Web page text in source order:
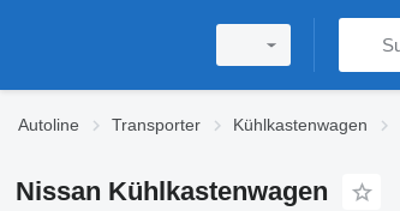
Autoline Transporter Kühlkastenwagen
Nissan Kühlkastenwagen